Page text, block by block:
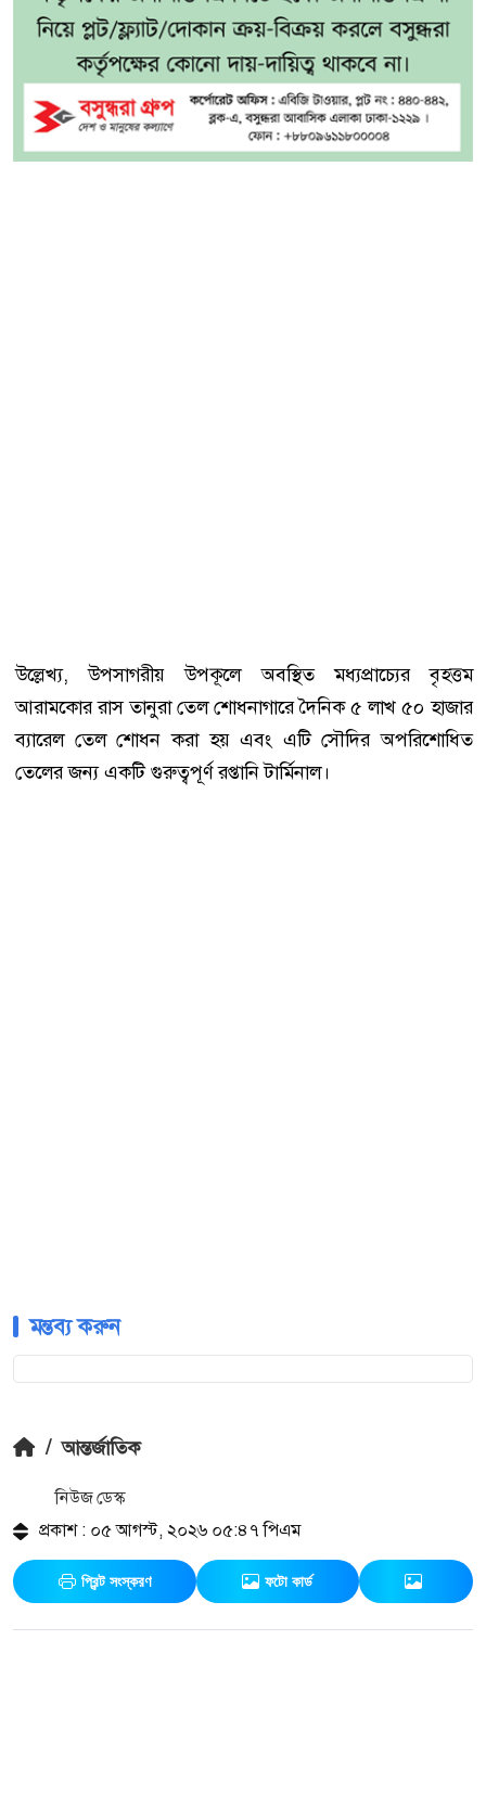
উল্লেখ্য, উপসাগরীয় উপকূলে অবস্থিত মধ্যপ্রাচ্যের বৃহত্তম
আরামকোর রাস তানুরা তেল শোধনাগারে দৈনিক ৫ লাখ ৫০ হাজার
ব্যারেল তেল শোধন করা হয় এবং এটি সৌদির অপরিশোধিত
তেলের জন্য একটি গুরুত্বপূর্ণ রপ্তানি টার্মিনাল।
মন্তব্য করুন
/ আন্তর্জাতিক
নিউজ ডেস্ক
প্রকাশ : ০৫ আগস্ট, ২০২৬ ০৫:৪৭ পিএম
প্রিন্ট সংস্করণ ফটো কার্ড